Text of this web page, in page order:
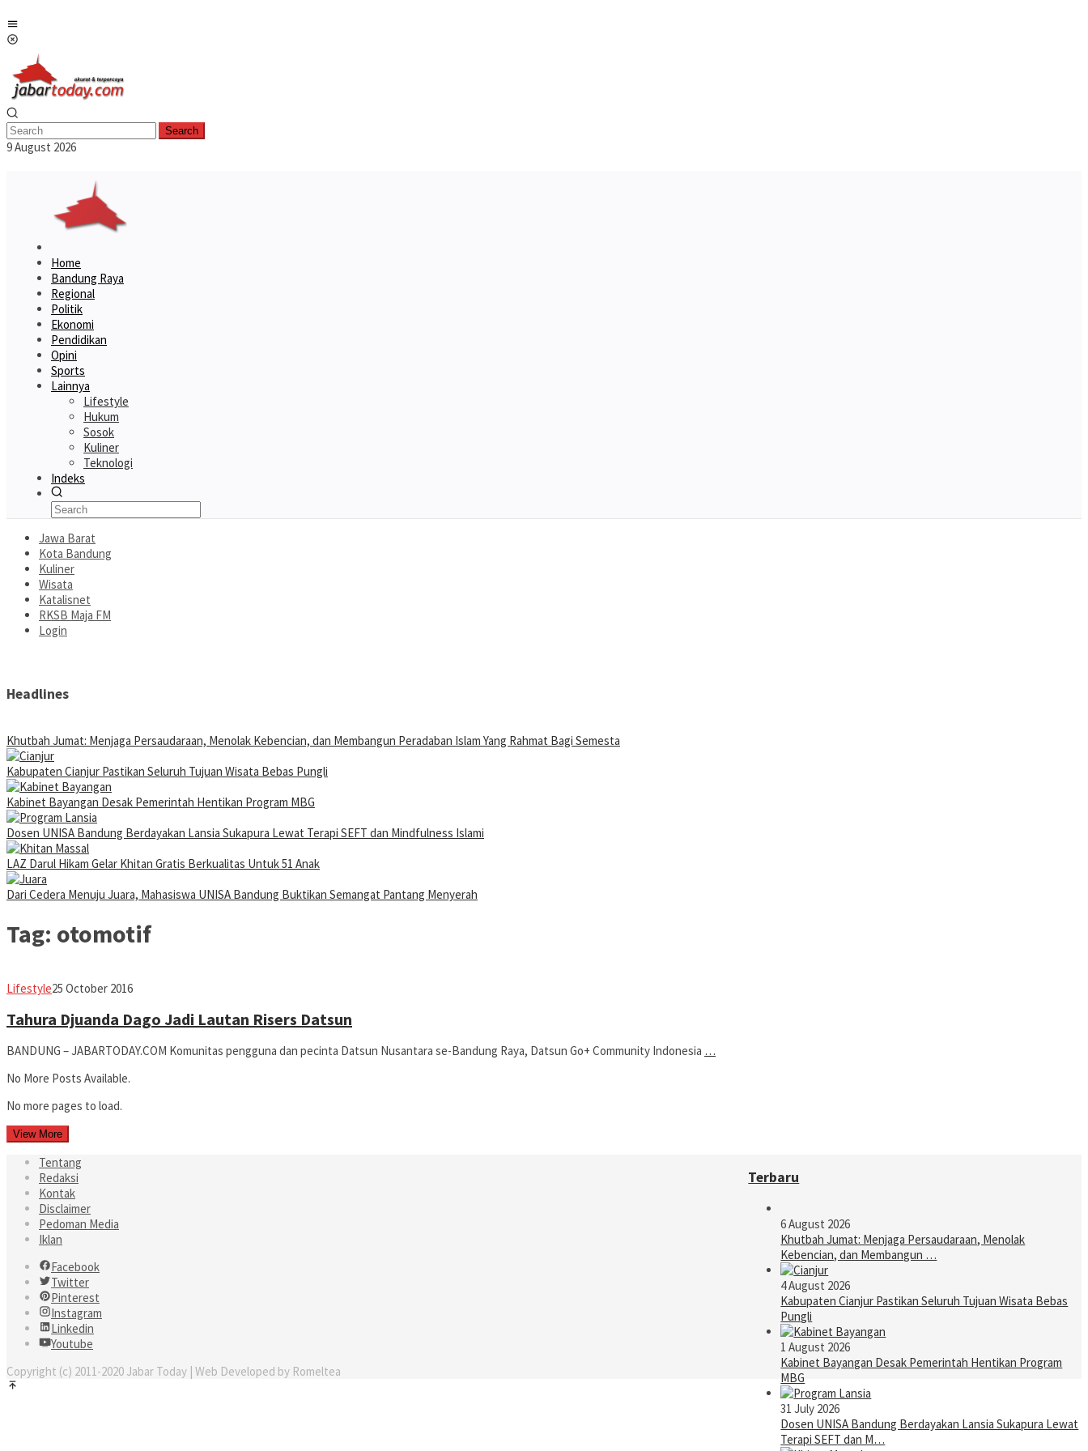
to
content
Search
9 August 2026
Home
Bandung Raya
Regional
Politik
Ekonomi
Pendidikan
Opini
Sports
Lainnya
Lifestyle
Hukum
Sosok
Kuliner
Teknologi
Indeks
Jawa Barat
Kota Bandung
Kuliner
Wisata
Katalisnet
RKSB Maja FM
Login
Headlines
Khutbah Jumat: Menjaga Persaudaraan, Menolak Kebencian, dan Membangun Peradaban Islam Yang Rahmat Bagi Semesta
Kabupaten Cianjur Pastikan Seluruh Tujuan Wisata Bebas Pungli
Kabinet Bayangan Desak Pemerintah Hentikan Program MBG
Dosen UNISA Bandung Berdayakan Lansia Sukapura Lewat Terapi SEFT dan Mindfulness Islami
LAZ Darul Hikam Gelar Khitan Gratis Berkualitas Untuk 51 Anak
Dari Cedera Menuju Juara, Mahasiswa UNISA Bandung Buktikan Semangat Pantang Menyerah
Tag: otomotif
LifestyleJabar
25 October 2016
Tahura Djuanda Dago Jadi Lautan Risers Datsun
BANDUNG – JABARTODAY.COM Komunitas pengguna dan pecinta Datsun Nusantara se-Bandung Raya, Datsun Go+ Community Indonesia …
No More Posts Available.
No more pages to load.
View More
Terbaru
6 August 2026
Khutbah Jumat: Menjaga Persaudaraan, Menolak
Kebencian, dan Membangun …
4 August 2026
Kabupaten Cianjur Pastikan Seluruh Tujuan Wisata Bebas
Pungli
1 August 2026
Kabinet Bayangan Desak Pemerintah Hentikan Program
MBG
31 July 2026
Dosen UNISA Bandung Berdayakan Lansia Sukapura Lewat
Terapi SEFT dan M…
Tentang
Redaksi
Kontak
Disclaimer
Pedoman Media
Iklan
Facebook
Twitter
Pinterest
Instagram
Linkedin
Youtube
Copyright (c) 2011-2020 Jabar Today | Web Developed by Romeltea